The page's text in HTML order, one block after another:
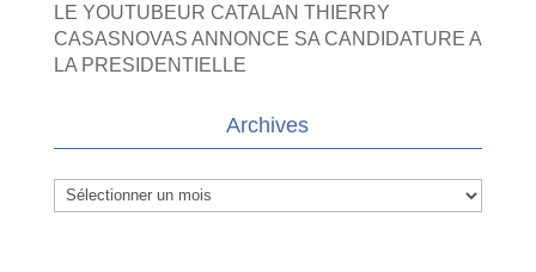
LE YOUTUBEUR CATALAN THIERRY
CASASNOVAS ANNONCE SA CANDIDATURE A
LA PRESIDENTIELLE
Archives
Archives